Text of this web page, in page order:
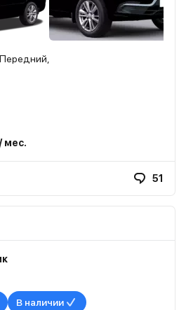
мес.
51
В наличии